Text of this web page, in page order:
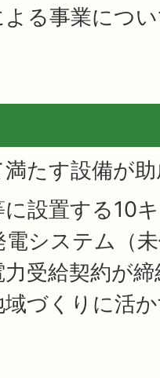
よる事業につ
たす設備が
設置する10
電システム（
受給契約が
域づくりに活